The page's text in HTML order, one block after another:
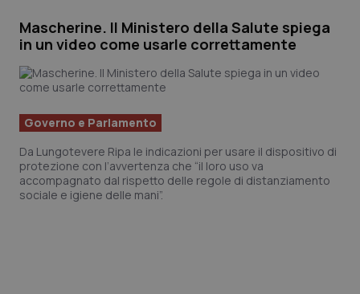
Mascherine. Il Ministero della Salute spiega
in un video come usarle correttamente
Governo e Parlamento
Da Lungotevere Ripa le indicazioni per usare il dispositivo di
protezione con l’avvertenza che “il loro uso va
accompagnato dal rispetto delle regole di distanziamento
sociale e igiene delle mani”.